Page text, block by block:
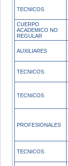
TECNICOS
CUERPO
ACADEMICO NO
REGULAR
AUXILIARES
TECNICOS
TECNICOS
PROFESIONALES
TECNICOS